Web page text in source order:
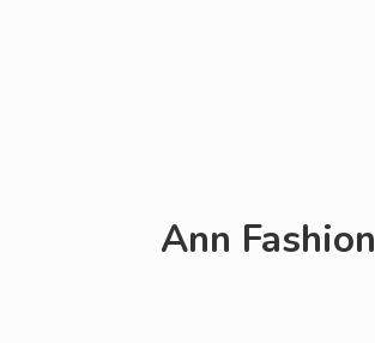
Ann Fashion